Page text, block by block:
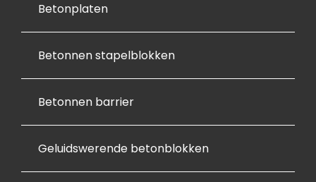
Betonplaten
Betonnen stapelblokken
Betonnen barrier
Geluidswerende betonblokken